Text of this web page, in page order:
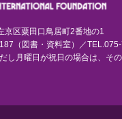
区粟田口鳥居町2番地の1
（図書・資料室）／
月曜日が祝日の場合は、その